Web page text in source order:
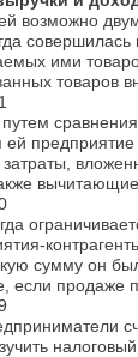
возможно
ими
товаров
ей
затраты,
сумму он
если продаже